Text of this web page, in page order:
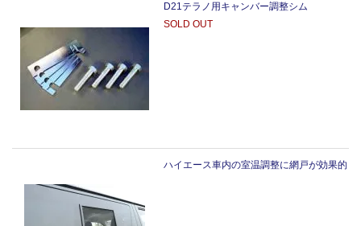
D21テラノ用キャンバー調整シム
SOLD OUT
ハイエース車内の室温調整に網戸が効果的